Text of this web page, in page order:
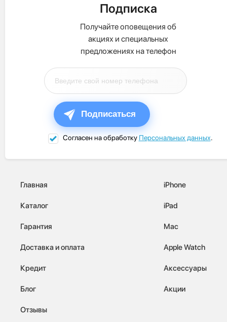
Подписка
Получайте оповещения об
акциях и специальных
предложениях на телефон
Подписаться
Согласен на обработку Персональных данных.
Главная
Каталог
Гарантия
Доставка и оплата
Кредит
Блог
Отзывы
iPhone
iPad
Mac
Apple Watch
Аксессуары
Акции